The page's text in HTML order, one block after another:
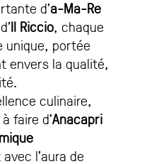
d’a-Ma-Re
Il Riccio, chaque
unique, portée
envers la qualité,
culinaire,
faire d’Anacapri
l’aura de